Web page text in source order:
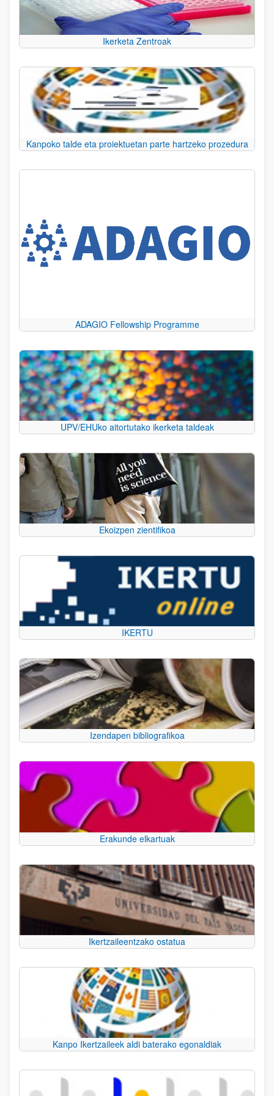
Ikerketa Zentroak
Kanpoko talde eta proiektuetan parte hartzeko prozedura
ADAGIO Fellowship Programme
UPV/EHUko aitortutako ikerketa taldeak
Ekoizpen zientifikoa
IKERTU
Izendapen bibliografikoa
Erakunde elkartuak
Ikertzaileentzako ostatua
Kanpo Ikertzaileek aldi baterako egonaldiak